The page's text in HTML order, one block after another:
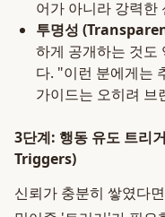
어가 아니라 강력한
투명성
하게 공개하는 것도
다. "이런 분에게는
가이드는 오히려 브
3단계: 행동 유도 트
Triggers)
신뢰가 충분히 쌓였다